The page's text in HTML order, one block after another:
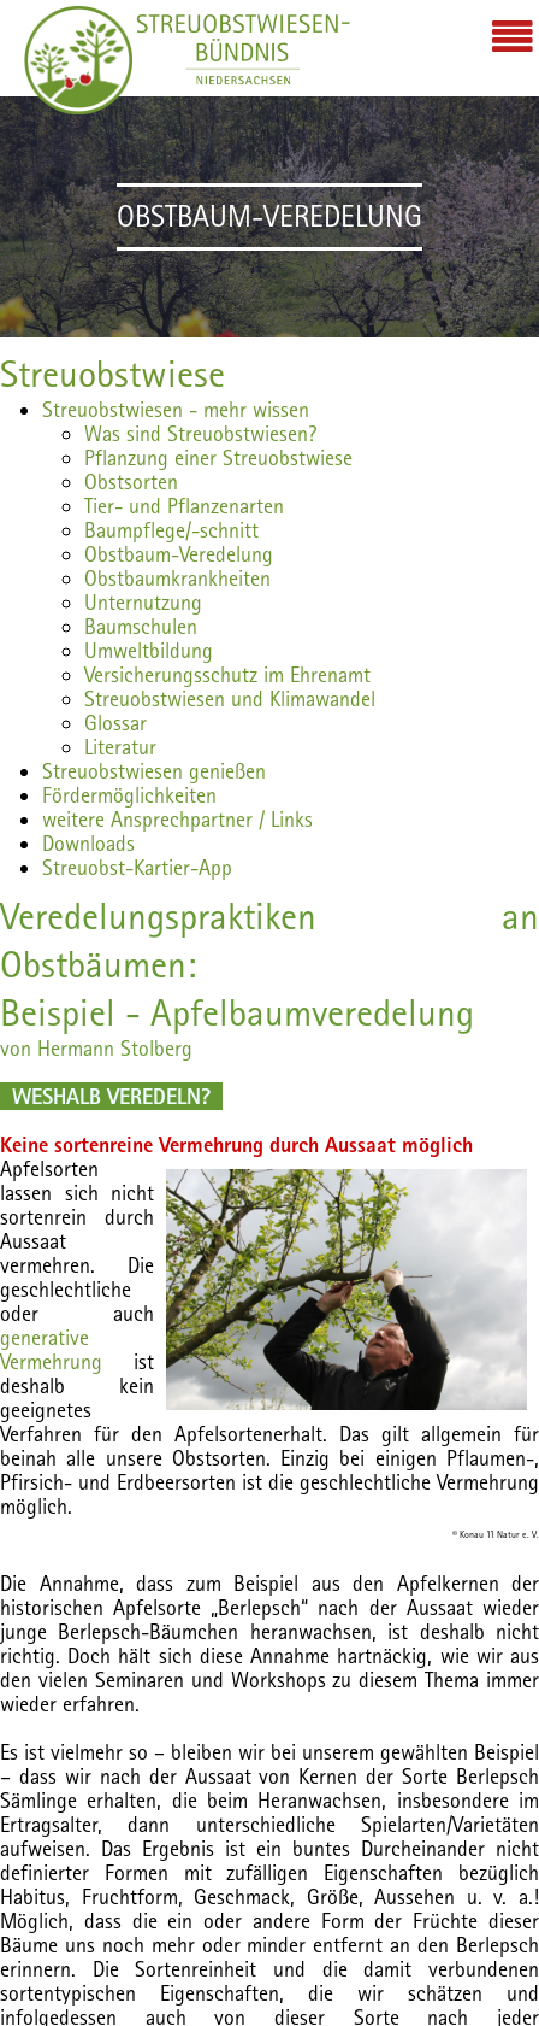
OBSTBAUM-VEREDELUNG
Streuobstwiese
Streuobstwiesen - mehr wissen
Was sind Streuobstwiesen?
Pflanzung einer Streuobstwiese
Obstsorten
Tier- und Pflanzenarten
Baumpflege/-schnitt
Obstbaum-Veredelung
Obstbaumkrankheiten
Unternutzung
Baumschulen
Umweltbildung
Versicherungsschutz im Ehrenamt
Streuobstwiesen und Klimawandel
Glossar
Literatur
Streuobstwiesen genießen
Fördermöglichkeiten
weitere Ansprechpartner / Links
Downloads
Streuobst-Kartier-App
Veredelungspraktiken an
Obstbäumen:
Beispiel - Apfelbaumveredelung
von Hermann Stolberg
WESHALB VEREDELN?
Keine sortenreine Vermehrung durch Aussaat möglich
Apfelsorten
lassen sich nicht
sortenrein durch
Aussaat
vermehren. Die
geschlechtliche
oder auch
generative
Vermehrung ist
deshalb kein
geeignetes
Verfahren für den Apfelsortenerhalt. Das gilt allgemein für
beinah alle unsere Obstsorten. Einzig bei einigen Pflaumen-,
Pfirsich- und Erdbeersorten ist die geschlechtliche Vermehrung
möglich.
© Konau 11 Natur e. V.
Die Annahme, dass zum Beispiel aus den Apfelkernen der
historischen Apfelsorte „Berlepsch“ nach der Aussaat wieder
junge Berlepsch-Bäumchen heranwachsen, ist deshalb nicht
richtig. Doch hält sich diese Annahme hartnäckig, wie wir aus
den vielen Seminaren und Workshops zu diesem Thema immer
wieder erfahren.
Es ist vielmehr so – bleiben wir bei unserem gewählten Beispiel
– dass wir nach der Aussaat von Kernen der Sorte Berlepsch
Sämlinge erhalten, die beim Heranwachsen, insbesondere im
Ertragsalter, dann unterschiedliche Spielarten/Varietäten
aufweisen. Das Ergebnis ist ein buntes Durcheinander nicht
definierter Formen mit zufälligen Eigenschaften bezüglich
Habitus, Fruchtform, Geschmack, Größe, Aussehen u. v. a.!
Möglich, dass die ein oder andere Form der Früchte dieser
Bäume uns noch mehr oder minder entfernt an den Berlepsch
erinnern. Die Sortenreinheit und die damit verbundenen
sortentypischen Eigenschaften, die wir schätzen und
infolgedessen auch von dieser Sorte nach jeder